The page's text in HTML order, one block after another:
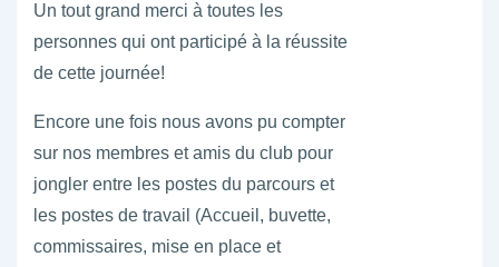
Un tout grand merci à toutes les
personnes qui ont participé à la réussite
de cette journée!
Encore une fois nous avons pu compter
sur nos membres et amis du club pour
jongler entre les postes du parcours et
les postes de travail (Accueil, buvette,
commissaires, mise en place et